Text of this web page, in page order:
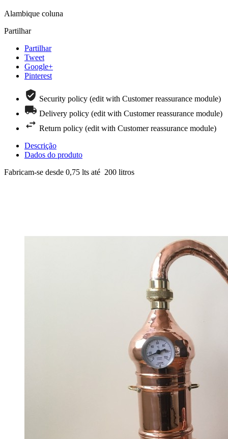
Alambique coluna
Partilhar
Partilhar
Tweet
Google+
Pinterest
Security policy (edit with Customer reassurance module)
Delivery policy (edit with Customer reassurance module)
Return policy (edit with Customer reassurance module)
Descrição
Dados do produto
Fabricam-se desde 0,75 lts até 200 litros